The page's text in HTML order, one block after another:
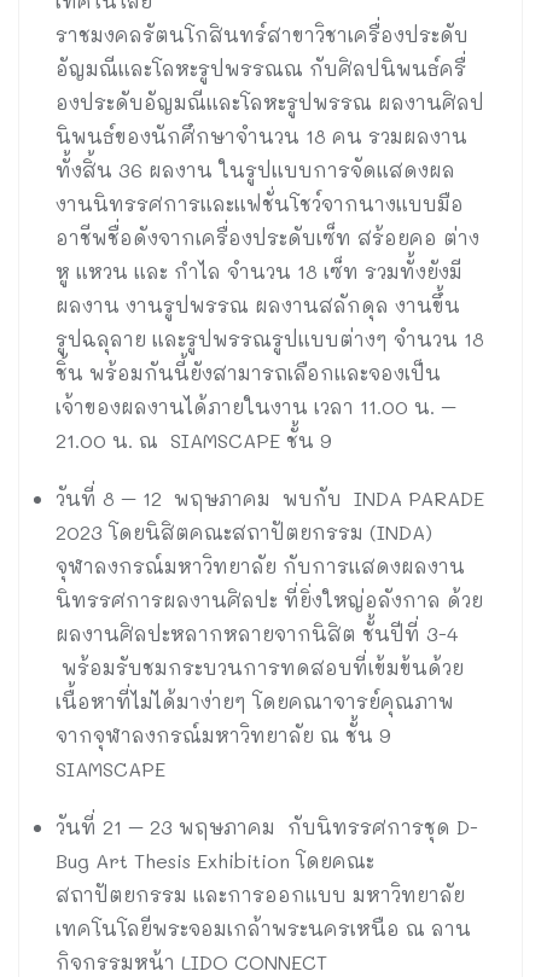
ราชมงคลรัตนโกสินทร์สาขาวิชาเครื่องประดับ
อัญมณีและโลหะรูปพรรณณ กับศิลปนิพนธ์ครื่
องประดับอัญมณีและโลหะรูปพรรณ ผลงานศิลป
นิพนธ์ของนักศึกษาจำนวน 18 คน รวมผลงาน
ทั้งสิ้น 36 ผลงาน ในรูปแบบการจัดแสดงผล
งานนิทรรศการและแฟชั่นโชว์จากนางแบบมือ
อาชีพชื่อดังจากเครื่องประดับเซ็ท สร้อยคอ ต่าง
หู แหวน และ กำไล จำนวน 18 เซ็ท รวมทั้งยังมี
ผลงาน งานรูปพรรณ ผลงานสลักดุล งานขึ้น
รูปฉลุลาย และรูปพรรณรูปแบบต่างๆ จำนวน 18
ชิ้น พร้อมกันนี้ยังสามารถเลือกและจองเป็น
เจ้าของผลงานได้ภายในงาน เวลา 11.00 น. –
21.00 น. ณ SIAMSCAPE ชั้น 9
วันที่ 8 – 12 พฤษภาคม พบกับ INDA PARADE
2023 โดยนิสิตคณะสถาปัตยกรรม (INDA)
จุฬาลงกรณ์มหาวิทยาลัย กับการแสดงผลงาน
นิทรรศการผลงานศิลปะ ที่ยิ่งใหญ่อลังกาล ด้วย
ผลงานศิลปะหลากหลายจากนิสิต ชั้นปีที่ 3-4
พร้อมรับชมกระบวนการทดสอบที่เข้มข้นด้วย
เนื้อหาที่ไม่ได้มาง่ายๆ โดยคณาจารย์คุณภาพ
จากจุฬาลงกรณ์มหาวิทยาลัย ณ ชั้น 9
SIAMSCAPE
วันที่ 21 – 23 พฤษภาคม กับนิทรรศการชุด D-
Bug Art Thesis Exhibition โดยคณะ
สถาปัตยกรรม และการออกแบบ มหาวิทยาลัย
เทคโนโลยีพระจอมเกล้าพระนครเหนือ ณ ลาน
กิจกรรมหน้า LIDO CONNECT